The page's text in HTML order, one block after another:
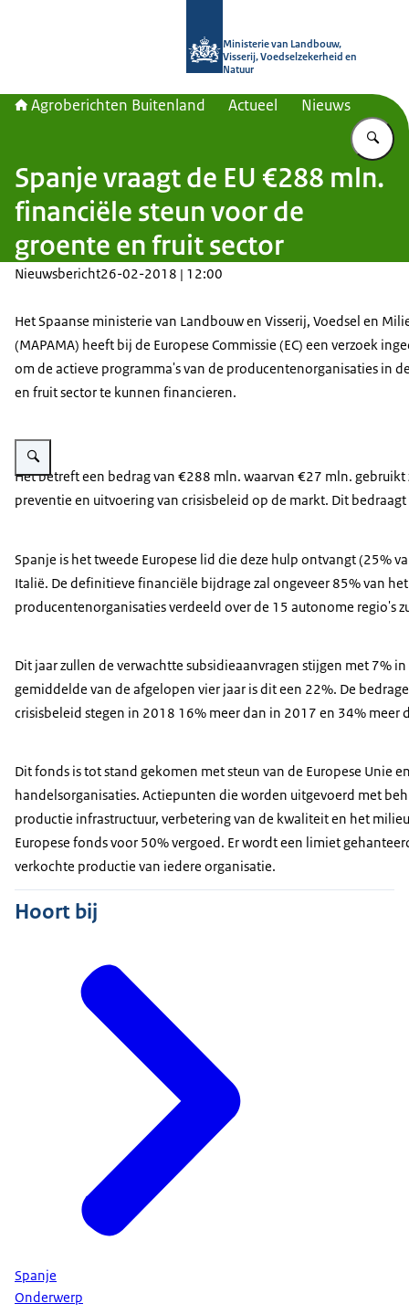
Ministerie van Landbouw,
Visserij, Voedselzekerheid en
Natuur
Agroberichten Buitenland Actueel Nieuws
Spanje vraagt de EU €288 mln.
financiële steun voor de
groente en fruit sector
Nieuwsbericht26-02-2018 | 12:00
Het Spaanse ministerie van Landbouw en Visserij, Voedsel en
(MAPAMA) heeft bij de Europese Commissie (EC) een verzoek
om de actieve programma's van de producentenorganisaties in
en fruit sector te kunnen financieren.
Vergroot afbeelding Groente en fruit
Het betreft een bedrag van €288 mln. waarvan €27 mln.
preventie en uitvoering van crisisbeleid op de markt. Dit
Spanje is het tweede Europese lid die deze hulp ontvangt (25%
Italië. De definitieve financiële bijdrage zal ongeveer 85% van
producentenorganisaties verdeeld over de 15 autonome regio's
Dit jaar zullen de verwachtte subsidieaanvragen stijgen met 7%
gemiddelde van de afgelopen vier jaar is dit een 22%. De
crisisbeleid stegen in 2018 16% meer dan in 2017 en 34%
Dit fonds is tot stand gekomen met steun van de Europese Unie
handelsorganisaties. Actiepunten die worden uitgevoerd met
productie infrastructuur, verbetering van de kwaliteit en het
Europese fonds voor 50% vergoed. Er wordt een limiet
verkochte productie van iedere organisatie.
Hoort bij
Spanje
Onderwerp